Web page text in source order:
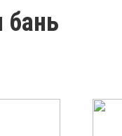
бань